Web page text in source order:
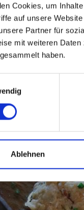
Cookies, um
auf unsere
Partner für
mit weiteren
haben.
Ablehnen
im
kreieren